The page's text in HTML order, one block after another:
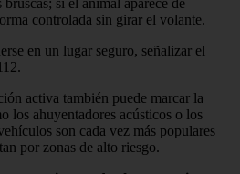
si el animal aparece de
controlada sin girar el volante.
en un lugar seguro, señalizar el
activa también puede marcar la
los ahuyentadores acústicos o los
son cada vez más populares
por zonas de alto riesgo.